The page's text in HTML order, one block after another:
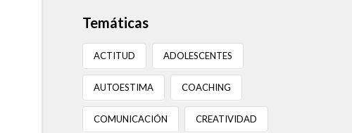
Temáticas
ACTITUD ADOLESCENTES
AUTOESTIMA COACHING
COMUNICACIÓN CREATIVIDAD